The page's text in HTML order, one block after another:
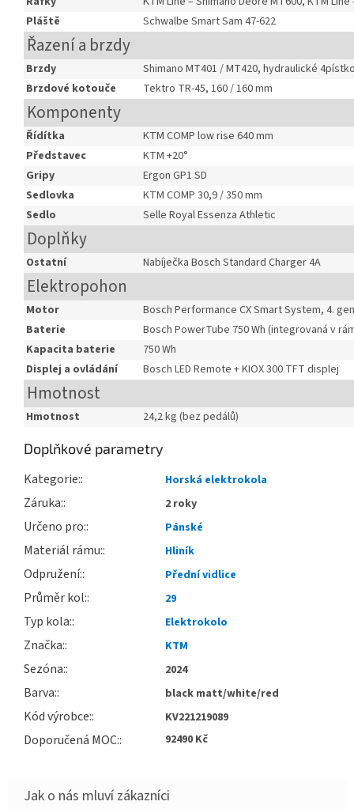
Pláště
Schwalbe Smart Sam 47-622
Řazení a brzdy
Brzdy
Shimano MT401 / MT420, hydraulické
Brzdové kotouče
Tektro TR-45, 160 / 160 mm
Komponenty
Řídítka
KTM COMP low rise 640 mm
Představec
KTM +20°
Gripy
Ergon GP1 SD
Sedlovka
KTM COMP 30,9 / 350 mm
Sedlo
Selle Royal Essenza Athletic
Doplňky
Ostatní Nabíječka Bosch Standard Charger 4A
Elektropohon
Motor
Bosch Performance CX Smart System, 4.
Baterie
Bosch PowerTube 750 Wh (integrovaná v
Kapacita baterie
750 Wh
Displej a ovládání
Bosch LED Remote + KIOX 300 TFT displej
Hmotnost
Hmotnost 24,2 kg (bez pedálů)
Doplňkové parametry
Kategorie: Horská elektrokola
Záruka: 2 roky
Určeno pro: Pánské
Materiál rámu: Hliník
Odpružení: Přední vidlice
Průměr kol: 29
Typ kola: Elektrokolo
Značka: KTM
Sezóna: 2024
Barva: black matt/white/red
Kód výrobce: KV221219089
Doporučená MOC: 92490 Kč